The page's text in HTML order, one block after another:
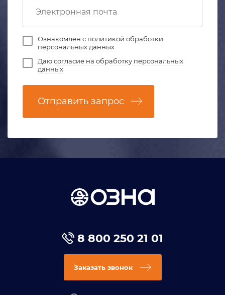
Ознакомлен с политикой обработки
персональных данных
Даюсогласие на обработку персональных
данных
Отправить запрос
8 800 250 21 01
Заказать звонок